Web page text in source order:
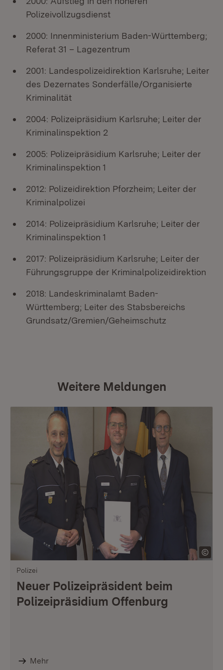
Polizeivollzugsdienst
2000: Innenministerium Baden-Württemberg;
Referat 31 – Lagezentrum
2001: Landespolizeidirektion Karlsruhe; Leiter
des Dezernates Sonderfälle/Organisierte
Kriminalität
2004: Polizeipräsidium Karlsruhe; Leiter der
Kriminalinspektion 2
2005: Polizeipräsidium Karlsruhe; Leiter der
Kriminalinspektion 1
2012: Polizeidirektion Pforzheim; Leiter der
Kriminalpolizei
2014: Polizeipräsidium Karlsruhe; Leiter der
Kriminalinspektion 1
2017: Polizeipräsidium Karlsruhe; Leiter der
Führungsgruppe der Kriminalpolizeidirektion
2018: Landeskriminalamt Baden-
Württemberg; Leiter des Stabsbereichs
Grundsatz/Gremien/Geheimschutz
Weitere Meldungen
Polizei
Neuer Polizeipräsident beim
Polizeipräsidium Offenburg
Mehr